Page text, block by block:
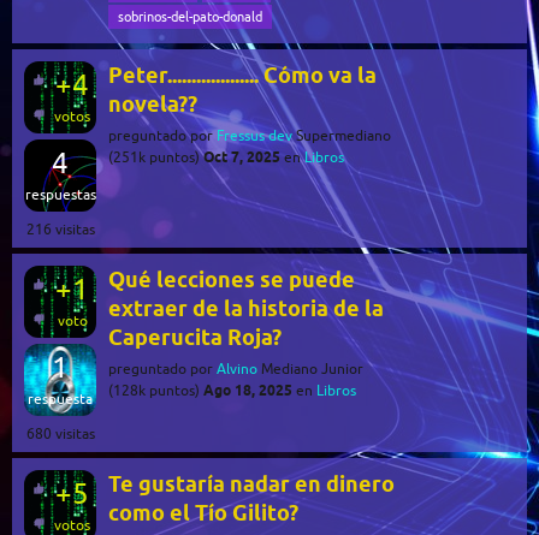
sobrinos-del-pato-donald
+4
votos
4
respuestas
216 visitas
Peter................... Cómo va la
novela??
preguntado por Fressus dev Supermediano
(251k puntos) Oct 7, 2025 enLibros
+1
voto
1
respuesta
680 visitas
Qué lecciones se puede
extraer de la historia de la
Caperucita Roja?
preguntado por Alvino Mediano Junior
(128k puntos) Ago 18, 2025 en Libros
+5
votos
Te gustaría nadar en dinero
como el Tío Gilito?